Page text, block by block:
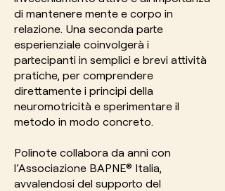
di mantenere mente e corpo in
relazione. Una seconda parte
esperienziale coinvolgerà i
partecipanti in semplici e brevi attività
pratiche, per comprendere
direttamente i principi della
neuromotricità e sperimentare il
metodo in modo concreto.
Polinote collabora da anni con
l’Associazione BAPNE® Italia,
avvalendosi del supporto del